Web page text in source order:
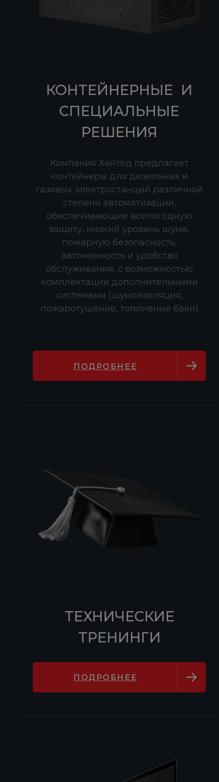
КОНТЕЙНЕРНЫЕ И
СПЕЦИАЛЬНЫЕ
РЕШЕНИЯ
Компания Хайтед предлагает
контейнеры для дизельных и
газовых электростанций различной
степени автоматизации,
обеспечивающие всепогодную
защиту, низкий уровень шума,
пожарную безопасность,
автономность и удобство
обслуживания, с возможностью
комплектации дополнительными
системами (шумоизоляция,
пожаротушение, топливные баки)
ПОДРОБНЕЕ
ТЕХНИЧЕСКИЕ
ТРЕНИНГИ
ПОДРОБНЕЕ